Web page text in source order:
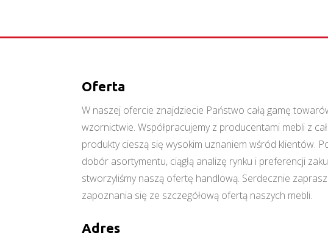
Oferta
W naszej ofercie znajdziecie Państwo całą gamę
wzornictwie. Współpracujemy z producentami mebli z
produkty cieszą się wysokim uznaniem wśród klientów.
dobór asortymentu, ciągłą analizę rynku i preferencji
stworzyliśmy naszą ofertę handlową. Serdecznie
zapoznania się ze szczegółową ofertą naszych mebli.
Adres